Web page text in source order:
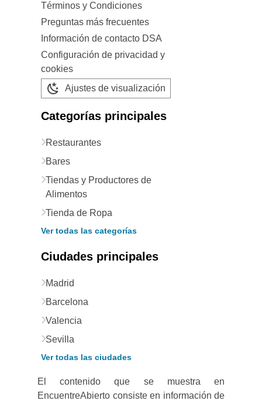
Términos y Condiciones
Preguntas más frecuentes
Información de contacto DSA
Configuración de privacidad y
cookies
Ajustes de visualización
Categorías principales
Restaurantes
Bares
Tiendas y Productores de
Alimentos
Tienda de Ropa
Ver todas las categorías
Ciudades principales
Madrid
Barcelona
Valencia
Sevilla
Ver todas las ciudades
El contenido que se muestra en
EncuentreAbierto consiste en información de